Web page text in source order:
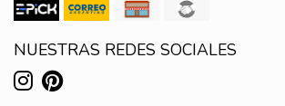
NUESTRAS REDES SOCIALES